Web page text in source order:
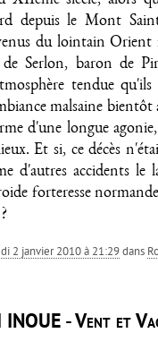
depuis le Mont
du lointain
de Serlon, baron de
tendue qu'ils
malsaine bientôt
d'une longue
Et si, ce décès
d'autres accidents le
forteresse
2 janvier 2010 à 21:29dans
- Vent et